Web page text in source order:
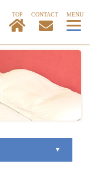
TOP